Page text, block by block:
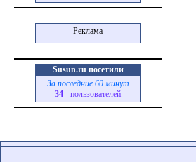
Реклама
Susun.ru посетили
За последние 60 минут
34 - пользователей